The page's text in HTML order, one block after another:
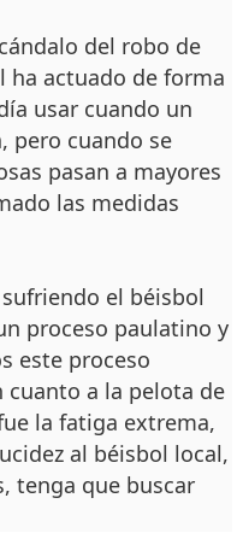
del robo de
ha actuado de forma
usar cuando un
pero cuando se
pasan a mayores
las medidas
el béisbol
proceso paulatino y
este proceso
a la pelota de
la fatiga extrema,
al béisbol local,
tenga que buscar